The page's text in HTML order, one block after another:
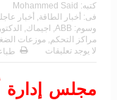
كتبه: Mohammed Said
فى: أخبار الطاقة, أخبار
وسوم: ABB
, اجيماك,
مراكز التحكم, موزعات
لا يوجد تعليقات
مجلس إدارة